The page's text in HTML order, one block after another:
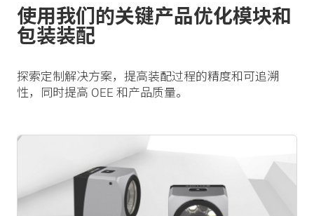
使用我们的关键产品优化模块和
包装装配
探索定制解决方案，提高装配过程的精度和可追溯
性，同时提高 OEE 和产品质量。